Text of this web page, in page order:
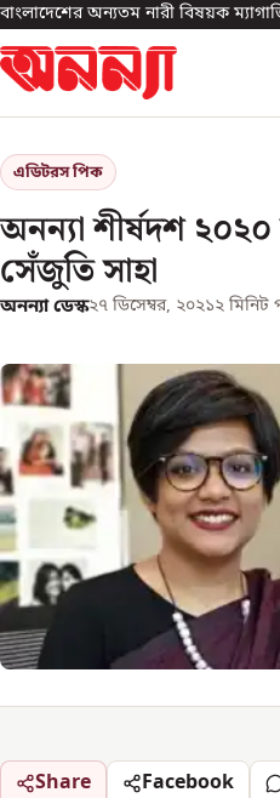
বাংলাদেশের অন্যতম নারী বিষয়ক
এডিটরস পিক
অনন্যা শীর্ষদশ ২০২০
সেঁজুতি সাহা
অনন্যা ডেস্ক২৭ ডিসেম্বর, ২০২১২ মিনিট
Share Facebook